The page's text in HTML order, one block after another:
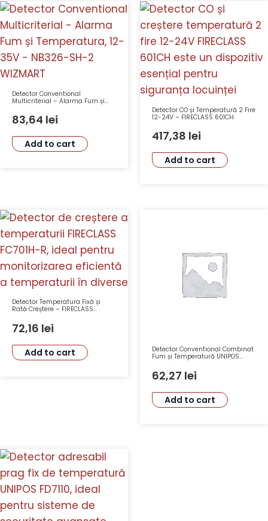
Detector Conventional
Multicriterial – Alarma Fum și
SH-2 WIZMART
83,64 lei
Add to cart
Detector CO și Temperatură 2 Fire
12-24V – FIRECLASS 601CH
417,38 lei
Add to cart
Detector Temperatura Fixă și
Rată Creștere – FIRECLASS
70°C, 24VDC
72,16 lei
Add to cart
Detector Conventional Combinat
Fum și Temperatură UNIPOS
Sensibilitate A2R, IP43
62,27 lei
Add to cart